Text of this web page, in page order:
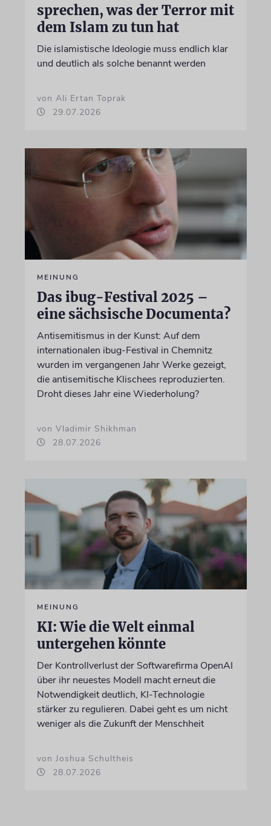
sprechen, was der Terror mit
dem Islam zu tun hat
Die islamistische Ideologie muss endlich klar
und deutlich als solche benannt werden
von Ali Ertan Toprak
29.07.2026
MEINUNG
Das ibug-Festival 2025 –
eine sächsische Documenta?
Antisemitismus in der Kunst: Auf dem
internationalen ibug-Festival in Chemnitz
wurden im vergangenen Jahr Werke gezeigt,
die antisemitische Klischees reproduzierten.
Droht dieses Jahr eine Wiederholung?
von Vladimir Shikhman
28.07.2026
MEINUNG
KI: Wie die Welt einmal
untergehen könnte
Der Kontrollverlust der Softwarefirma OpenAI
über ihr neuestes Modell macht erneut die
Notwendigkeit deutlich, KI-Technologie
stärker zu regulieren. Dabei geht es um nicht
weniger als die Zukunft der Menschheit
von Joshua Schultheis
28.07.2026